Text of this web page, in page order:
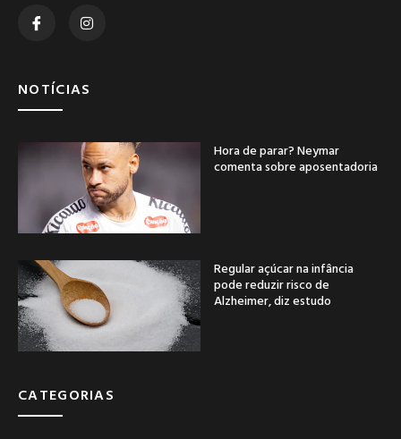
NOTÍCIAS
Hora de parar? Neymar
comenta sobre aposentadoria
Regular açúcar na infância
pode reduzir risco de
Alzheimer, diz estudo
CATEGORIAS